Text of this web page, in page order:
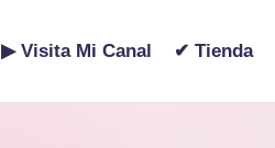
▶ Visita Mi Canal ✔ Tienda